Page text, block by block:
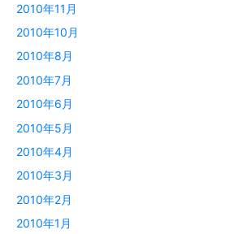
2010年11月
2010年10月
2010年8月
2010年7月
2010年6月
2010年5月
2010年4月
2010年3月
2010年2月
2010年1月